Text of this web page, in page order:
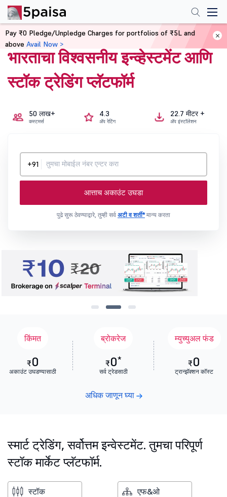
भारताचा विश्वसनीय इन्व्हेस्टमेंट आणि
स्टॉक ट्रेडिंग प्लॅटफॉर्म
50 लाख+
कस्टमर्स
4.3
ॲप रेटिंग
22.7 मीटर +
ॲप इंस्टॉलेशन
+91
आत्ताच अकाउंट उघडा
पुढे सुरू ठेवण्याद्वारे, तुम्ही सर्व अटी व शर्ती*मान्य करता
किंमत
₹0
अकाउंट उघडण्यासाठी
ब्रोकरेज
₹0*
सर्व ट्रेडसाठी
म्युच्युअल फंड
₹0
ट्रान्झॅक्शन कॉस्ट
अधिक जाणून घ्या
स्मार्ट ट्रेडिंग, सर्वोत्तम इन्वेस्टमेंट. तुमचा परिपूर्ण
स्टॉक मार्केट प्लॅटफॉर्म.
स्टॉक एफ&ओ
Pay ₹0 Pledge/Unpledge Charges for portfolios of ₹5L and
above Avail Now >